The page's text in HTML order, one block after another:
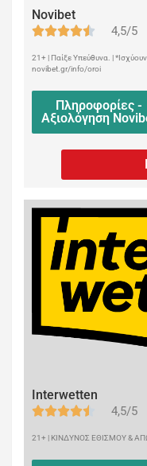
Novibet
4,5/5
21+ | Παίξε Υπεύθυνα. |
novibet.gr/info/oroi
Πληροφορίες -
Αξιολόγηση
Interwetten
4,5/5
21+ | ΚΙΝΔΥΝΟΣ ΕΘΙΣΜΟΥ &